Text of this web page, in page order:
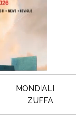
MONDIALI
ZUFFA